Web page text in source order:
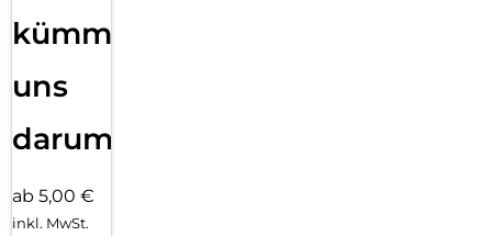
kümmern
uns
darum!
ab 5,00 €
inkl. MwSt.